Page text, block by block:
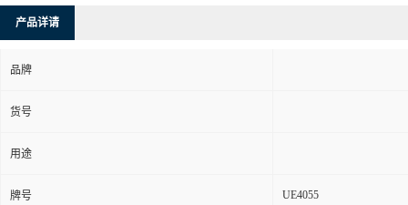
产品详请
品牌
货号
用途
牌号 UE4055